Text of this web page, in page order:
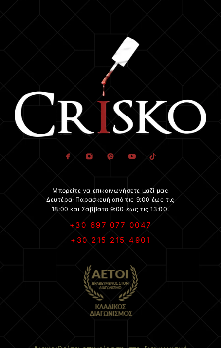
Μπορείτε να επικοινωνήσετε μαζί μας
Δευτέρα-Παρασκευή από τις 9:00 έως τις
18:00 και Σάββατο 9:00 έως τις 13:00.
+30 697 077 0047
+30 215 215 4901